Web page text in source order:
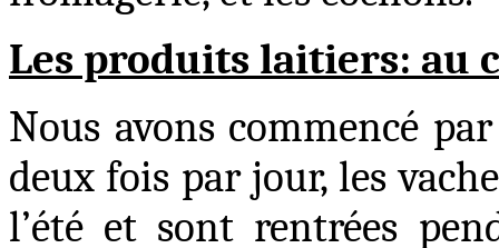
Les produits laitiers: au
Nous avons commencé
deux fois par jour, les
l’été et sont rentrées